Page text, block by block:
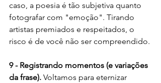
caso, a poesia é tão subjetiva quanto
fotografar com "emoção". Tirando
artistas premiados e respeitados, o
risco é de você não ser compreendido.
9 - Registrando momentos (e variações
da frase). Voltamos para eternizar